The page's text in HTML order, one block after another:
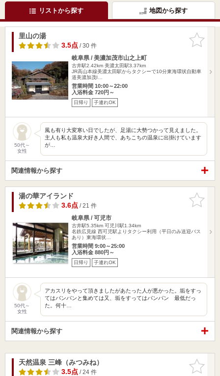
リストから探す 地図から探す
お気に入
りに追加
里山の湯
3.5点/ 30 件
岐阜県 / 美濃加茂市山之上町
古井駅2.42km 美濃太田駅3.37km
JR高山本線美濃太田駅からタクシーで10分東海環状自動車
道美濃加茂I…
営業時間 10:00～22:00
入浴料金 720円～
日帰り 子連れOK
50代～
女性
風も有り大変寒い日でしたが、足湯に大勢つかって見えました。
主人も私も温泉大好き人間で、あちこちの温泉に出掛けています
が…
関連情報から探す
お気に入
りに追加
湯の華アイランド
3.6点/ 21 件
岐阜県 / 可児市
古井駅5.35km 可児川駅1.34km
名鉄広見線 西可児駅よりタクシー利用（平日のみ送迎バス
あり）東海環状…
営業時間 9:00～25:00
入浴料金 880円～
日帰り 子連れOK
50代～
女性
アカスリをやって頂きましたがあたった人が悪かった。垢をすっ
てはパンパンと集めては又、垢をすってはパンパン 最低だっ
た。何十…
関連情報から探す
お気に入
りに追加
天然温泉 三峰（みつみね）
3.5点/ 24 件